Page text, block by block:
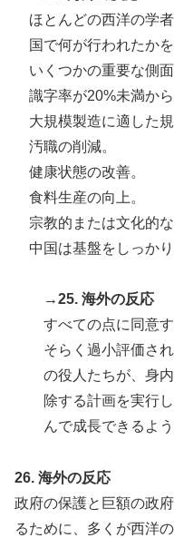
ほとんどの西洋の学
国で何が行われたか
いくつかの重要な側面
識字率が20%未満か
大規模製造に適した
汚職の削減。
健康状態の改善。
食料生産の向上。
宗教的または文化的な
中国は基盤をしっか
→25. 海外の反応
すべての点に同意
そらく過小評価さ
の役人たちが、身
除する計画を実行
んで成長できるよう
26. 海外の反応
政府の保護と巨額の政
るために、多くが西洋